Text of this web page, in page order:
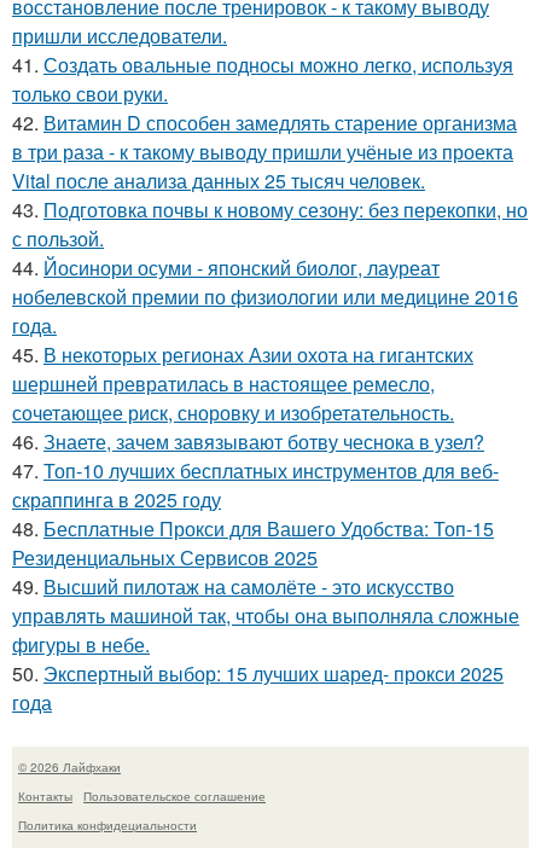
восстановление после тренировок - к такому выводу
пришли исследователи.
41. Создать овальные подносы можно легко, используя
только свои руки.
42. Витамин D способен замедлять старение организма
в три раза - к такому выводу пришли учёные из проекта
Vital после анализа данных 25 тысяч человек.
43. Подготовка почвы к новому сезону: без перекопки, но
с пользой.
44. Йосинори осуми - японский биолог, лауреат
нобелевской премии по физиологии или медицине 2016
года.
45. В некоторых регионах Азии охота на гигантских
шершней превратилась в настоящее ремесло,
сочетающее риск, сноровку и изобретательность.
46. Знаете, зачем завязывают ботву чеснока в узел?
47. Топ-10 лучших бесплатных инструментов для веб-
скраппинга в 2025 году
48. Бесплатные Прокси для Вашего Удобства: Топ-15
Резиденциальных Сервисов 2025
49. Высший пилотаж на самолёте - это искусство
управлять машиной так, чтобы она выполняла сложные
фигуры в небе.
50. Экспертный выбор: 15 лучших шаред- прокси 2025
года
© 2026 Лайфхаки
Контакты
Пользовательское соглашение
Политика конфидециальности